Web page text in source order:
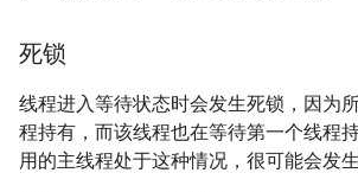
死锁
线程进入等待状态时会发生死锁，因为
程持有，而该线程也在等待第一个线程
用的主线程处于这种情况，很可能会发生